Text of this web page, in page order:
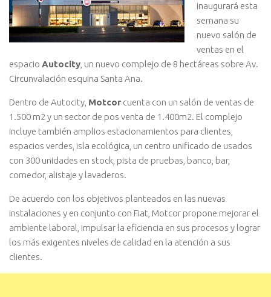
inaugurará esta
semana su
nuevo salón de
ventas en el
espacio Autocity , un nuevo complejo de 8 hectáreas sobre Av.
Circunvalación esquina Santa Ana.
Dentro de Autocity, Motcor cuenta con un salón de ventas de
1.500 m2 y un sector de pos venta de 1.400m2. El complejo
incluye también amplios estacionamientos para clientes,
espacios verdes, isla ecológica, un centro unificado de usados
con 300 unidades en stock, pista de pruebas, banco, bar,
comedor, alistaje y lavaderos.
De acuerdo con los objetivos planteados en las nuevas
instalaciones y en conjunto con Fiat, Motcor propone mejorar el
ambiente laboral, impulsar la eficiencia en sus procesos y lograr
los más exigentes niveles de calidad en la atención a sus
clientes.